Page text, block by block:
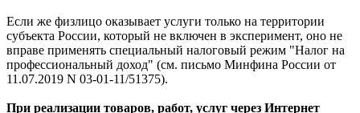
Если же физлицо оказывает услуги только на территории
субъекта России, который не включен в эксперимент, оно не
вправе применять специальный налоговый режим "Налог на
профессиональный доход" (см. письмо Минфина России от
11.07.2019 N 03-01-11/51375).
При реализации товаров, работ, услуг через Интернет